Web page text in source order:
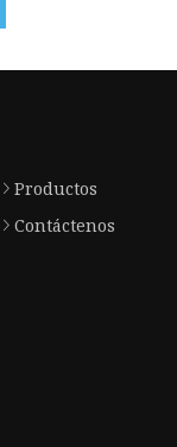
Productos
Contáctenos